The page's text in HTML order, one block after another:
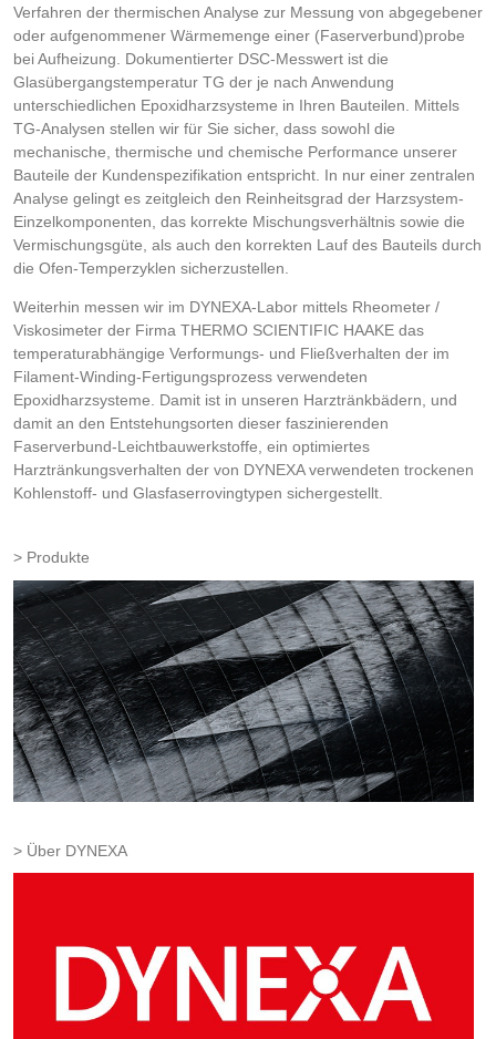
Verfahren der thermischen Analyse zur Messung von abgegebener
oder aufgenommener Wärmemenge einer (Faserverbund)probe
bei Aufheizung. Dokumentierter DSC-Messwert ist die
Glasübergangstemperatur TG der je nach Anwendung
unterschiedlichen Epoxidharzsysteme in Ihren Bauteilen. Mittels
TG-Analysen stellen wir für Sie sicher, dass sowohl die
mechanische, thermische und chemische Performance unserer
Bauteile der Kundenspezifikation entspricht. In nur einer zentralen
Analyse gelingt es zeitgleich den Reinheitsgrad der Harzsystem-
Einzelkomponenten, das korrekte Mischungsverhältnis sowie die
Vermischungsgüte, als auch den korrekten Lauf des Bauteils durch
die Ofen-Temperzyklen sicherzustellen.
Weiterhin messen wir im DYNEXA-Labor mittels Rheometer /
Viskosimeter der Firma THERMO SCIENTIFIC HAAKE das
temperaturabhängige Verformungs- und Fließverhalten der im
Filament-Winding-Fertigungsprozess verwendeten
Epoxidharzsysteme. Damit ist in unseren Harztränkbädern, und
damit an den Entstehungsorten dieser faszinierenden
Faserverbund-Leichtbauwerkstoffe, ein optimiertes
Harztränkungsverhalten der von DYNEXA verwendeten trockenen
Kohlenstoff- und Glasfaserrovingtypen sichergestellt.
Produkte
Über DYNEXA